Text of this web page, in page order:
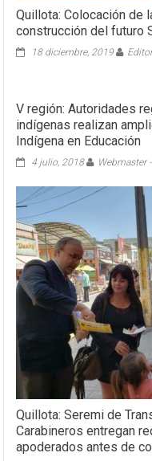
Quillota: Colocación de
construcción del futuro
18 diciembre, 2019
V región: Autoridades
indígenas realizan
Indígena en Educación
4 julio, 2018 Webmaster
Quillota: Seremi de
Carabineros entregan
apoderados antes de